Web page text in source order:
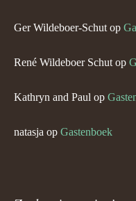
Ger Wildeboer-Schut op
René Wildeboer Schut op
Kathryn and Paul op
natasja op Gastenboek